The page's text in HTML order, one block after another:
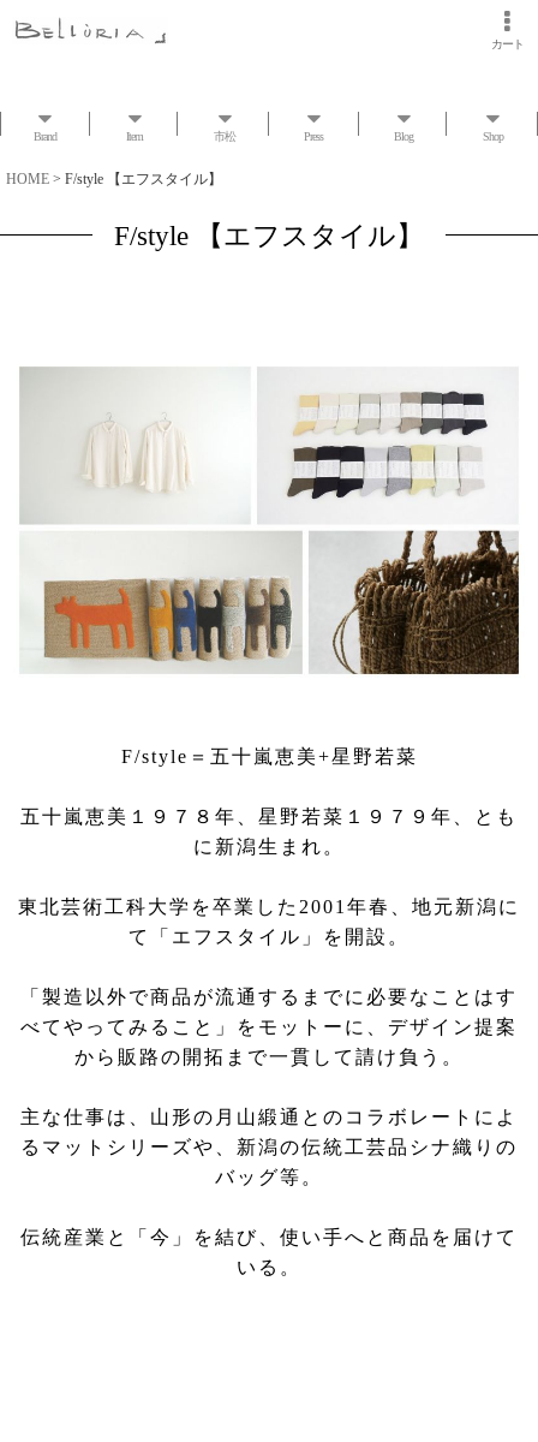
カート
Brand Item 市松 Press Blog Shop
HOME > F/style 【エフスタイル】
F/style 【エフスタイル】
F/style＝五十嵐恵美+星野若菜
五十嵐恵美１９７８年、星野若菜１９７９年、とも
に新潟生まれ。
東北芸術工科大学を卒業した2001年春、地元新潟に
て「エフスタイル」を開設。
「製造以外で商品が流通するまでに必要なことはす
べてやってみること」をモットーに、デザイン提案
から販路の開拓まで一貫して請け負う。
主な仕事は、山形の月山緞通とのコラボレートによ
るマットシリーズや、新潟の伝統工芸品シナ織りの
バッグ等。
伝統産業と「今」を結び、使い手へと商品を届けて
いる。